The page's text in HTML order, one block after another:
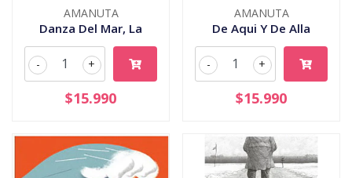
AMANUTA
Danza Del Mar, La
+
-
$15.990
AMANUTA
De Aqui Y De Alla
+
-
$15.990